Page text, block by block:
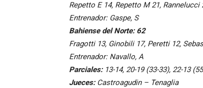
Repetto E 14, Repetto M 21,
Entrenador: Gaspe, S
Bahiense del Norte: 62
Fragotti 13, Ginobili 17, Peretti 12,
Entrenador: Navallo, A
Parciales:13-14, 20-19 (33-33), 22-13
Jueces:Castroagudin – Tenaglia